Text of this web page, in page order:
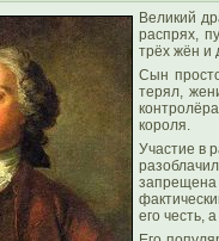
Великий
распрях,
трёх жён и
Сын
терял,
короля.
Участие в
запрещена
его честь,